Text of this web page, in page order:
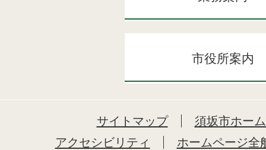
市役所案内
サイトマップ
須坂市ホー
アクセシビリティ
ホームページ全